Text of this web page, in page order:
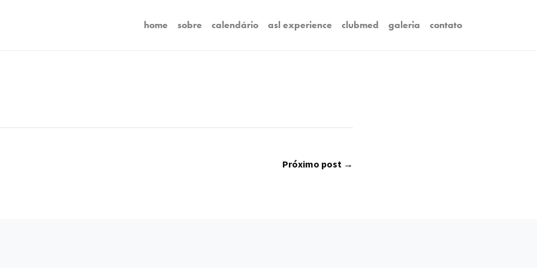
home sobre calendário asl experience clubmed galeria contato
Próximo post →